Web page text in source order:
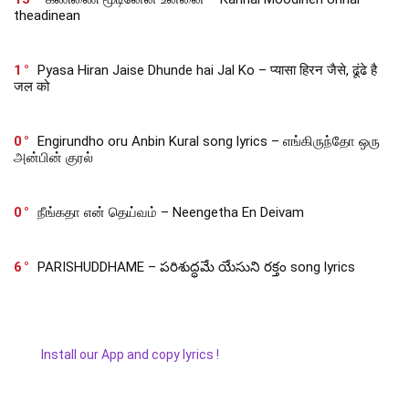
theadinean
1
Pyasa Hiran Jaise Dhunde hai Jal Ko – प्यासा हिरन जैसे, ढूंढे है
जल को
0
Engirundho oru Anbin Kural song lyrics – எங்கிருந்தோ ஒரு
அன்பின் குரல்
0 நீங்கதா என் தெய்வம் – Neengetha En Deivam
6 PARISHUDDHAME – పరిశుద్ధమే యేసుని రక్తం song lyrics
Install our App and copy lyrics !